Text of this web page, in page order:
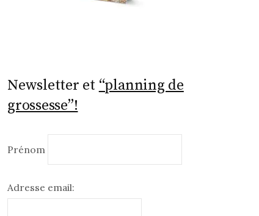
Newsletter et “planning de
grossesse”!
Prénom
Adresse email: